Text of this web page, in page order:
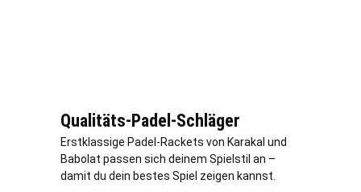
Qualitäts-Padel-Schläger
Erstklassige Padel-Rackets von Karakal und
Babolat passen sich deinem Spielstil an –
damit du dein bestes Spiel zeigen kannst.